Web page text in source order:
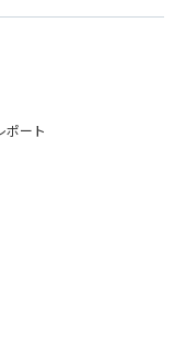
ポート
ポート作成業務もありま
ません。